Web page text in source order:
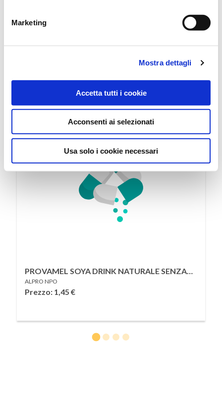
Marketing
Mostra dettagli
Accetta tutti i cookie
Acconsenti ai selezionati
Usa solo i cookie necessari
proprio medico curante e/o di specialisti riguardo qualsiasi
indicazione riportata. Se si hanno dubbi o quesiti sull’uso di un
PROVAMEL SOYA DRINK NATURALE SENZA
ZUCCHERI 500 ML
ALPRO NPO
Prezzo: 1,45 €